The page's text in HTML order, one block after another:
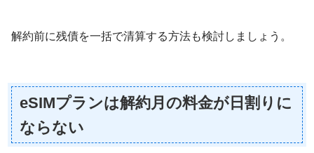
解約前に残債を一括で清算する方法も検討しましょう。
eSIMプランは解約月の料金が日割りに
ならない